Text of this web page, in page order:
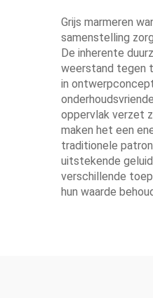
Grijs marmeren
samenstelling
De inherente
weerstand tegen
in
oppervlak verzet
maken het een
traditionele
uitstekende
verschillende
hun waarde